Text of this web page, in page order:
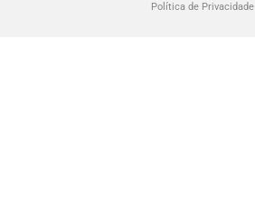
Política de Privacidade